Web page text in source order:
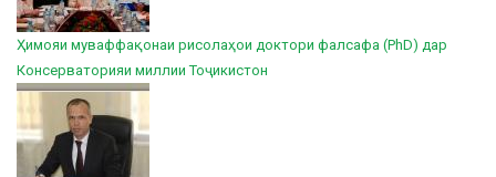
Ҳимояи муваффақонаи рисолаҳои доктори фалсафа (PhD) дар
Консерваторияи миллии Тоҷикистон